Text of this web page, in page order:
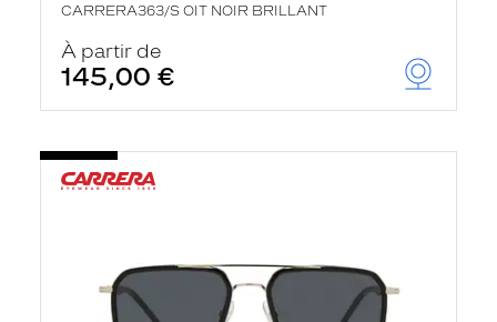
CARRERA363/S OIT NOIR BRILLANT
À partir de
145,00 €